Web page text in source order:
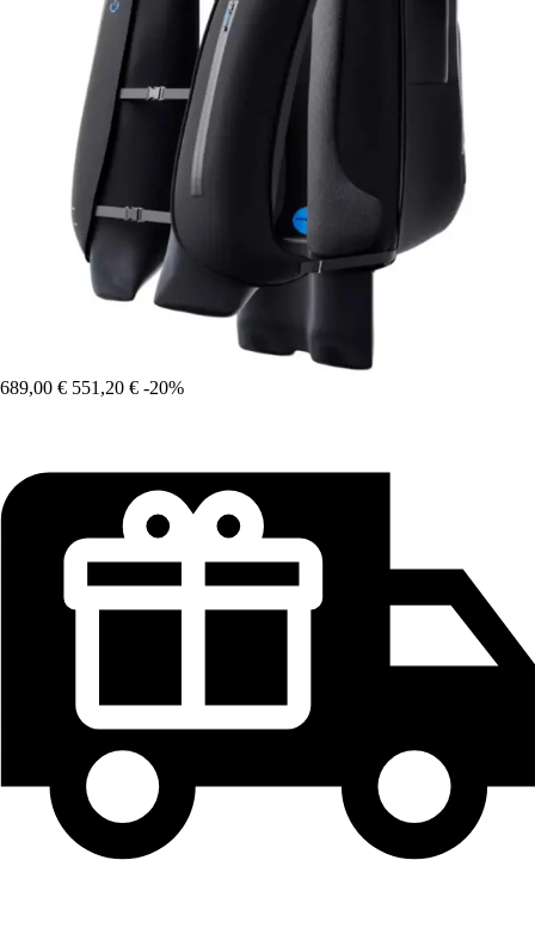
689,00 € 551,20 € -20%